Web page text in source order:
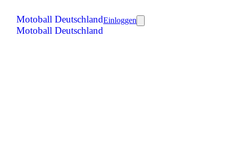
Motoball Deutschland
Motoball Deutschland
Einloggen